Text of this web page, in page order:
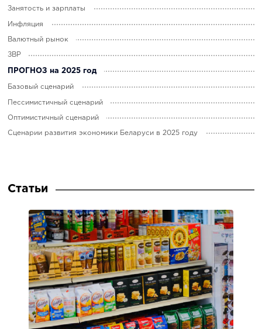
Занятость и зарплаты
Инфляция
Валютный рынок
ЗВР
ПРОГНОЗ на 2025 год
Базовый сценарий
Пессимистичный сценарий
Оптимистичный сценарий
Сценарии развития экономики Беларуси в 2025 году
Статьи